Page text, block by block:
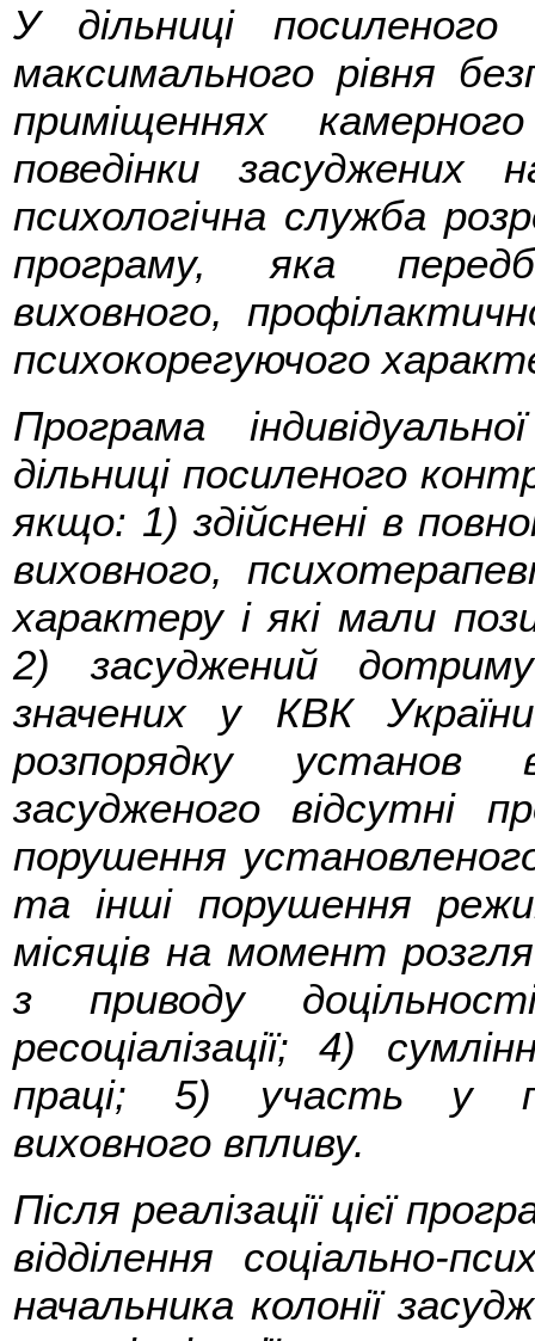
У дільниці
максимального рівня
приміщеннях
поведінки засуджених
психологічна служба
програму, яка
виховного,
психокорегуючого
Програма
дільниці посиленого
якщо: 1) здійснені в
виховного,
характеру і які мали
2) засуджений
значених у КВК
розпорядку
засудженого відсутні
порушення
та інші порушення
місяців на момент
з приводу
ресоціалізації; 4)
праці; 5) участь у
виховного впливу.
Після реалізації цієї
відділення соціально-
начальника колонії